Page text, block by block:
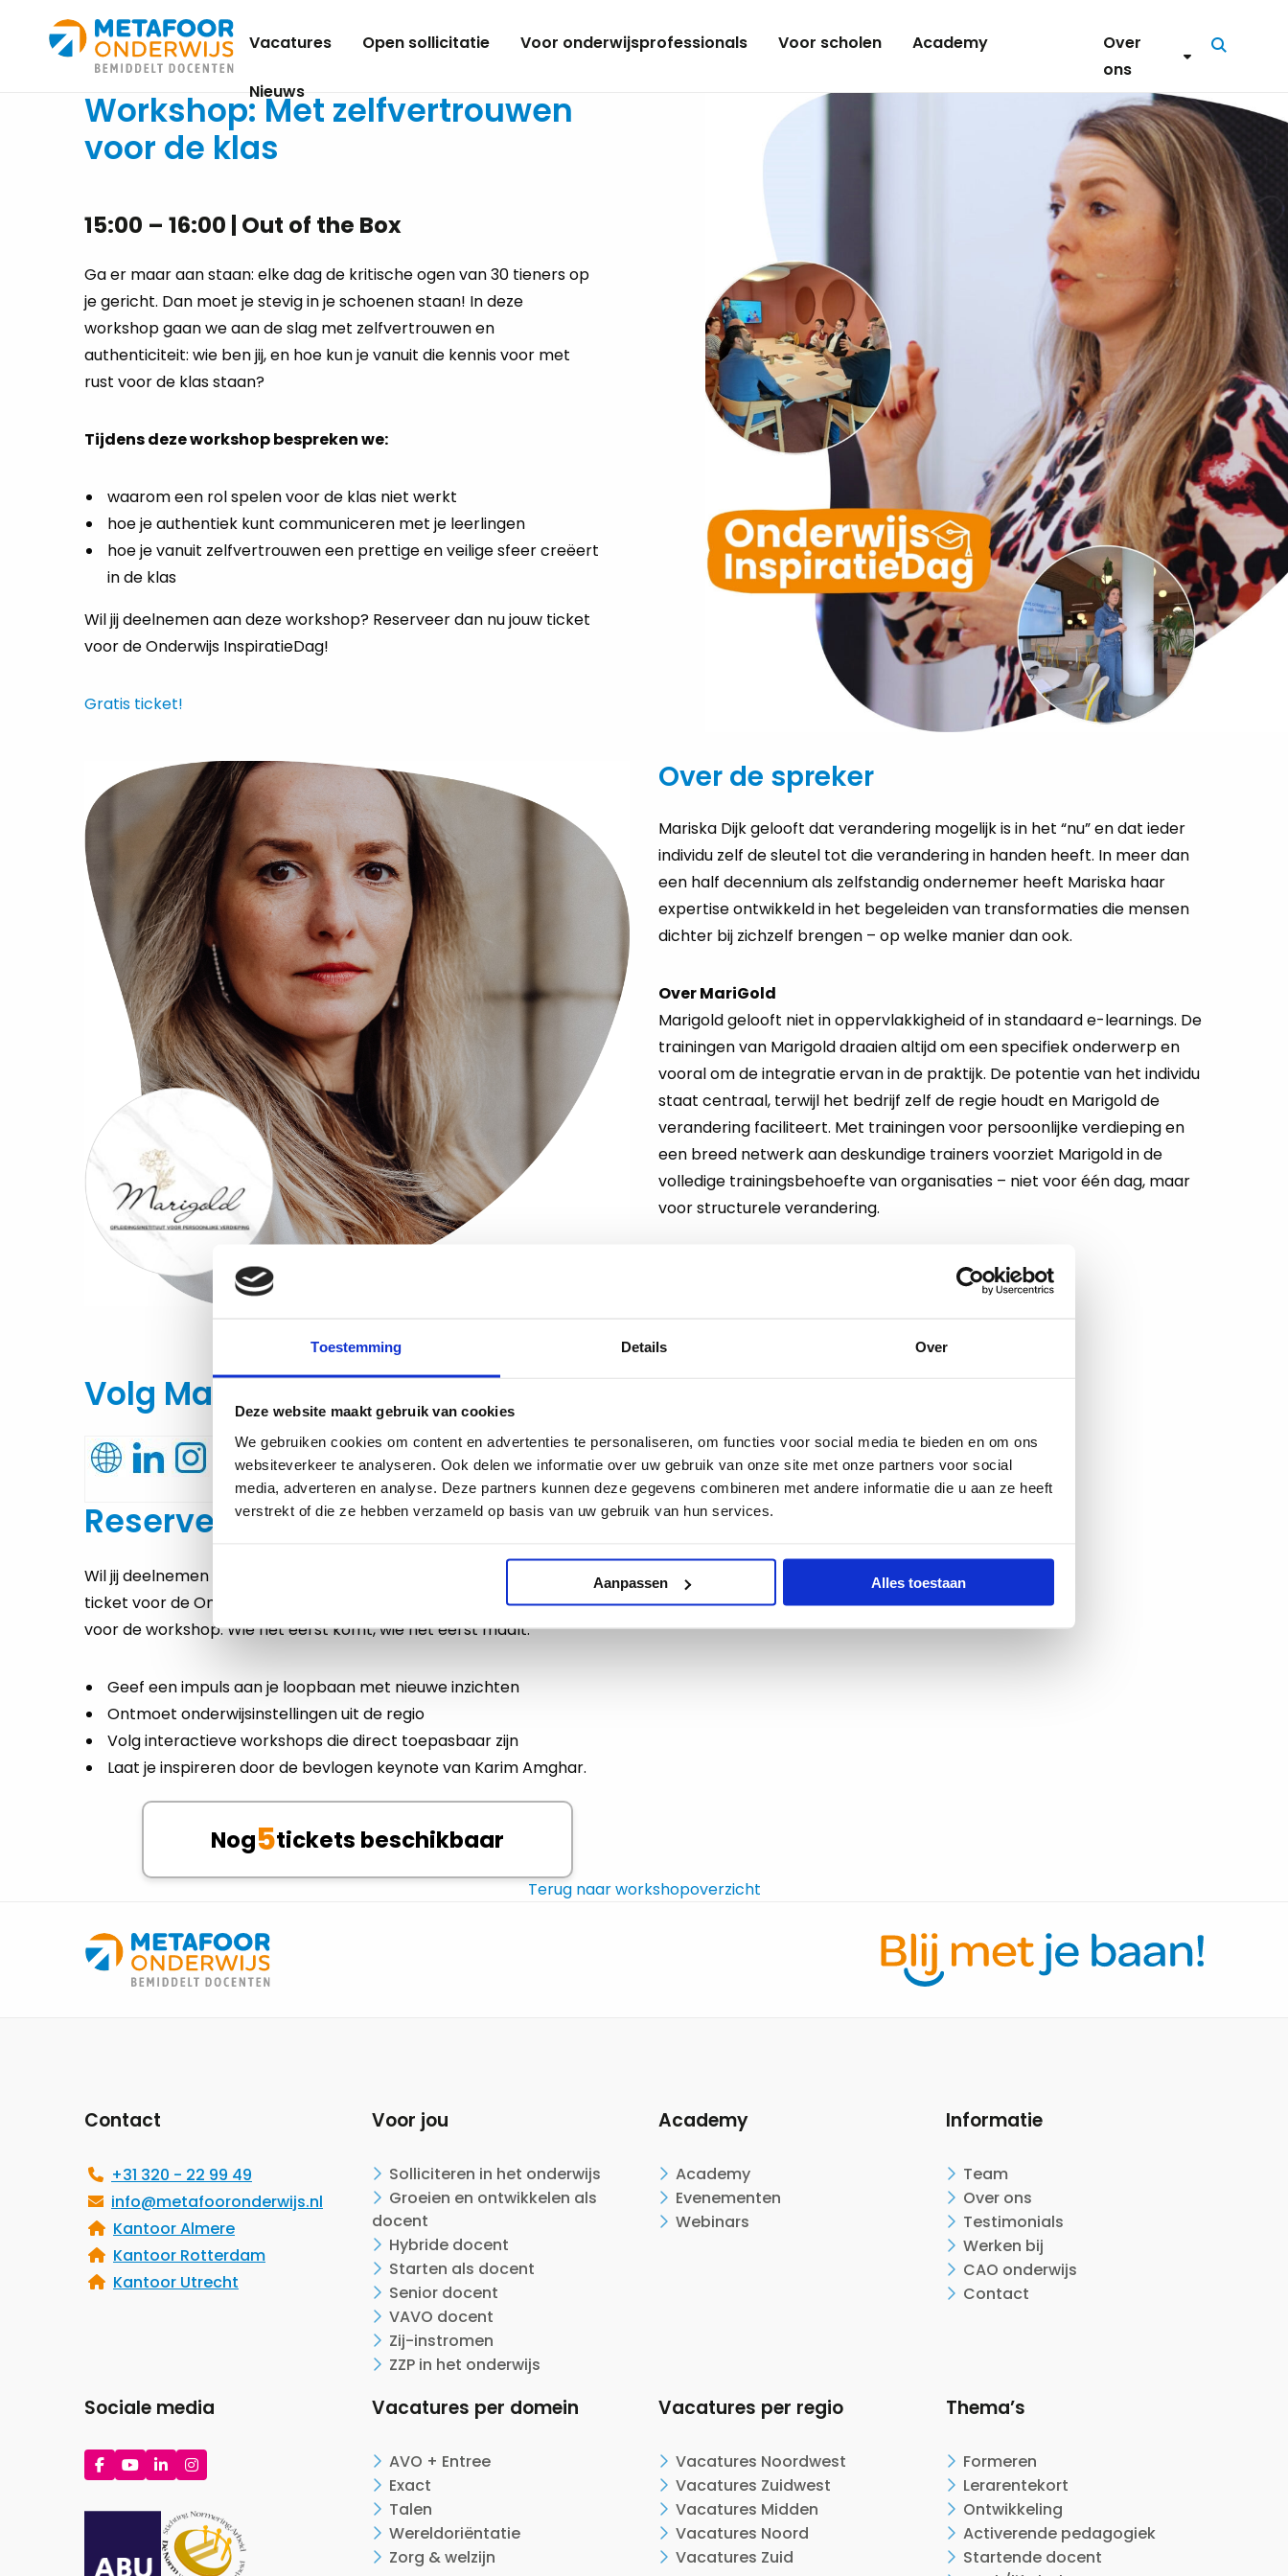
Toestemming Details Over
Deze website maakt gebruik van cookies
We gebruiken cookies om content en advertenties te personaliseren, om functies voor social media te bieden en om ons
websiteverkeer te analyseren. Ook delen we informatie over uw gebruik van onze site met onze partners voor social
media, adverteren en analyse. Deze partners kunnen deze gegevens combineren met andere informatie die u aan ze heeft
verstrekt of die ze hebben verzameld op basis van uw gebruik van hun services.
Aanpassen Alles toestaan
Metafoor
Onderwijs
Vacatures Open sollicitatie Voor onderwijsprofessionals Voor scholen Academy
Nieuws
Over
ons
Zoeken
Workshop: Met zelfvertrouwen
voor de klas
15:00 – 16:00 | Out of the Box
Ga er maar aan staan: elke dag de kritische ogen van 30 tieners op
je gericht. Dan moet je stevig in je schoenen staan! In deze
workshop gaan we aan de slag met zelfvertrouwen en
authenticiteit: wie ben jij, en hoe kun je vanuit die kennis voor met
rust voor de klas staan?
Tijdens deze workshop bespreken we:
waarom een rol spelen voor de klas niet werkt
hoe je authentiek kunt communiceren met je leerlingen
hoe je vanuit zelfvertrouwen een prettige en veilige sfeer creëert
in de klas
Wil jij deelnemen aan deze workshop? Reserveer dan nu jouw ticket
voor de Onderwijs InspiratieDag!
Gratis ticket!
Over de spreker
Mariska Dijk gelooft dat verandering mogelijk is in het “nu” en dat ieder
individu zelf de sleutel tot die verandering in handen heeft. In meer dan
een half decennium als zelfstandig ondernemer heeft Mariska haar
expertise ontwikkeld in het begeleiden van transformaties die mensen
dichter bij zichzelf brengen – op welke manier dan ook.
Over MariGold
Marigold gelooft niet in oppervlakkigheid of in standaard e-learnings. De
trainingen van Marigold draaien altijd om een specifiek onderwerp en
vooral om de integratie ervan in de praktijk. De potentie van het individu
staat centraal, terwijl het bedrijf zelf de regie houdt en Marigold de
verandering faciliteert. Met trainingen voor persoonlijke verdieping en
een breed netwerk aan deskundige trainers voorziet Marigold in de
volledige trainingsbehoefte van organisaties – niet voor één dag, maar
voor structurele verandering.
Volg Mariska op:
Reserveer nu jouw gratis ticket
Wil jij deelnemen aan deze workshop? Reserveer dan nu jouw gratis
ticket voor de Onderwijs InspiratieDag! Je hoeft je niet aan te melden
voor de workshop. Wie het eerst komt, wie het eerst maalt.
Geef een impuls aan je loopbaan met nieuwe inzichten
Ontmoet onderwijsinstellingen uit de regio
Volg interactieve workshops die direct toepasbaar zijn
Laat je inspireren door de bevlogen keynote van Karim Amghar.
Nog5tickets beschikbaar
Terug naar workshopoverzicht
Contact
+31 320 - 22 99 49
info@metafooronderwijs.nl
Kantoor Almere
Kantoor Rotterdam
Kantoor Utrecht
Sociale media
Ga
naar
Facebook
Ga
naar
YouTube
Ga
naar
LinkedIn
Ga
naar
Instagram
Voor jou
Solliciteren in het onderwijs
Groeien en ontwikkelen als
docent
Hybride docent
Starten als docent
Senior docent
VAVO docent
Zij-instromen
ZZP in het onderwijs
Vacatures per domein
AVO + Entree
Exact
Talen
Wereldoriëntatie
Zorg & welzijn
Academy
Academy
Evenementen
Webinars
Vacatures per regio
Vacatures Noordwest
Vacatures Zuidwest
Vacatures Midden
Vacatures Noord
Vacatures Zuid
Informatie
Team
Over ons
Testimonials
Werken bij
CAO onderwijs
Contact
Thema’s
Formeren
Lerarentekort
Ontwikkeling
Activerende pedagogiek
Startende docent